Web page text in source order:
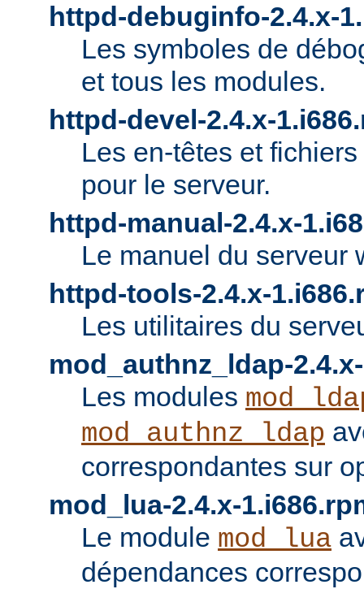
httpd-debuginfo-2.4.x-
Les symboles de
et tous les modules.
httpd-devel-2.4.x-
Les en-têtes et
pour le serveur.
httpd-manual-2.4.x-
Le manuel du serveur
httpd-tools-2.4.x-
Les utilitaires du
mod_authnz_ldap-
Les modules
mod_authnz_ldap
correspondantes sur
mod_lua-2.4.x-
Le module mod_lua
dépendances